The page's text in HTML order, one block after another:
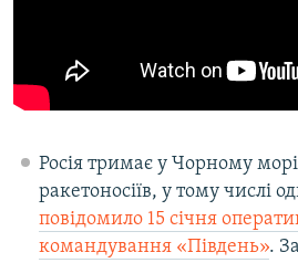
Росія тримає у Чорному
ракетоносіїв, у тому числі
повідомило 15 січня
командування «Південь».